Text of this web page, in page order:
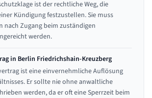
ist der rechtliche Weg, die
Kündigung festzustellen. Sie muss
nach Zugang beim zuständigen
werden.
in Berlin Friedrichshain-Kreuzberg
ist eine einvernehmliche Auflösung
Er sollte nie ohne anwaltliche
werden, da er oft eine Sperrzeit beim